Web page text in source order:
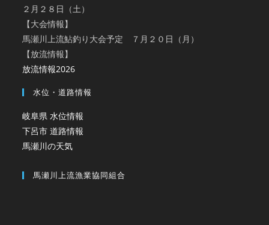
２月２８日（土）
【大会情報】
馬瀬川上流鮎釣り大会予定 ７月２０日（月）
【放流情報】
放流情報2026
水位・道路情報
岐阜県 水位情報
下呂市 道路情報
馬瀬川の天気
馬瀬川上流漁業協同組合